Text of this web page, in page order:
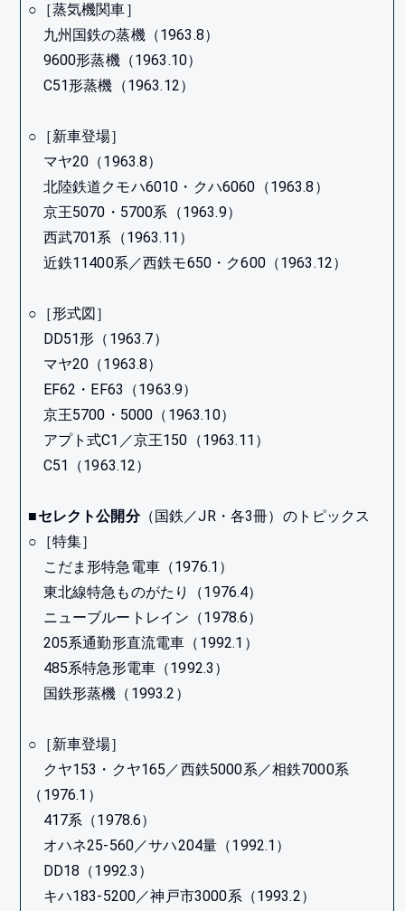
○［蒸気機関車］
九州国鉄の蒸機（1963.8）
9600形蒸機（1963.10）
C51形蒸機（1963.12）
○［新車登場］
マヤ20（1963.8）
北陸鉄道クモハ6010・クハ6060（1963.8）
京王5070・5700系（1963.9）
西武701系（1963.11）
近鉄11400系／西鉄モ650・ク600（1963.12）
○［形式図］
DD51形（1963.7）
マヤ20（1963.8）
EF62・EF63（1963.9）
京王5700・5000（1963.10）
アプト式C1／京王150（1963.11）
C51（1963.12）
■セレクト公開分（国鉄／JR・各3冊）のトピックス
○［特集］
こだま形特急電車（1976.1）
東北線特急ものがたり（1976.4）
ニューブルートレイン（1978.6）
205系通勤形直流電車（1992.1）
485系特急形電車（1992.3）
国鉄形蒸機（1993.2）
○［新車登場］
クヤ153・クヤ165／西鉄5000系／相鉄7000系
（1976.1）
417系（1978.6）
オハネ25-560／サハ204量（1992.1）
DD18（1992.3）
キハ183-5200／神戸市3000系（1993.2）